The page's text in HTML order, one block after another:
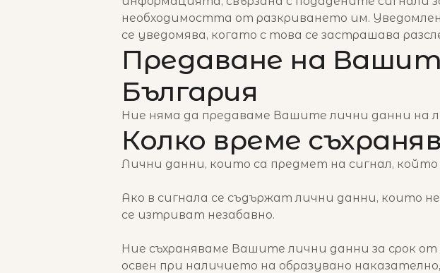
необходимостта от разкриването им.
се уведомява, когато с това се застрашава
Предаване на
България
Ние няма да предаваме Вашите лични данни на
Колко време
Лични данни, които са предмет на сигнал,
Ако в сигнала се съдържат лични данни, които
се изтриват незабавно.
Ние съхраняваме Вашите лични данни за срок от
освен при наличието на образувано